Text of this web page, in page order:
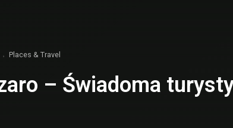
Places & Travel
– Świadoma